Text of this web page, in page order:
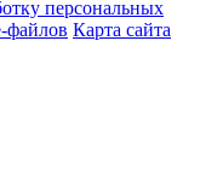
персональных
фaйлoв Карта сайта